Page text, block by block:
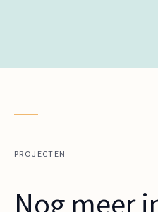
PROJECTEN
Nog meer